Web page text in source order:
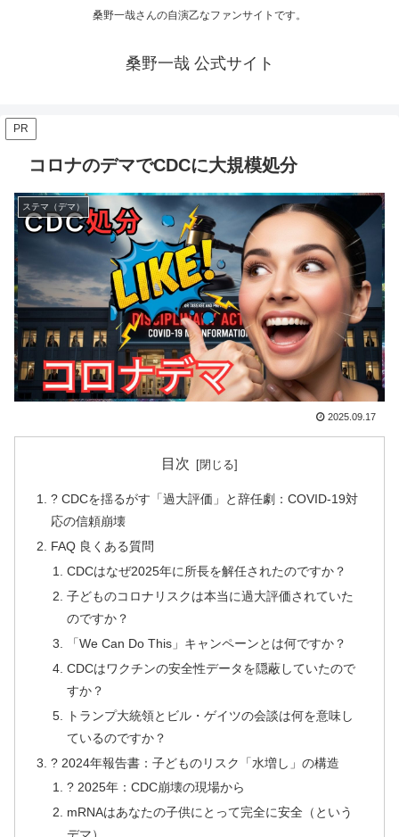
桑野一哉さんの自演乙なファンサイトです。
桑野一哉 公式サイト
PR
コロナのデマでCDCに大規模処分
ステマ（デマ）
2025.09.17
目次
? CDCを揺るがす「過大評価」と辞任劇：COVID-19対
応の信頼崩壊
FAQ 良くある質問
CDCはなぜ2025年に所長を解任されたのですか？
子どものコロナリスクは本当に過大評価されていた
のですか？
「We Can Do This」キャンペーンとは何ですか？
CDCはワクチンの安全性データを隠蔽していたので
すか？
トランプ大統領とビル・ゲイツの会談は何を意味し
ているのですか？
? 2024年報告書：子どものリスク「水増し」の構造
? 2025年：CDC崩壊の現場から
mRNAはあなたの子供にとって完全に安全（という